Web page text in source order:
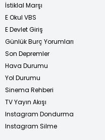
İstiklal Marşı
E Okul VBS
E Devlet Giriş
Günlük Burç Yorumları
Son Depremler
Hava Durumu
Yol Durumu
Sinema Rehberi
TV Yayın Akışı
Instagram Dondurma
Instagram Silme